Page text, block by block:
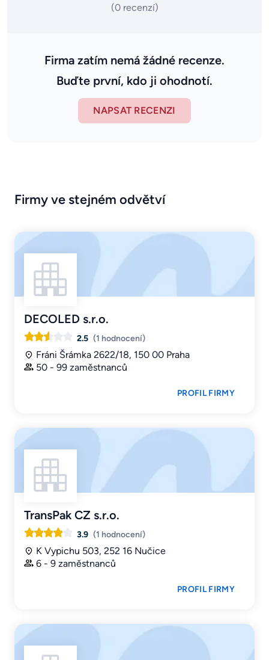
(0 recenzí)
Firma zatím nemá žádné recenze.
Buďte první, kdo ji ohodnotí.
NAPSAT RECENZI
Firmy ve stejném odvětví
DECOLED s.r.o.
2.5 (1 hodnocení)
Fráni Šrámka 2622/18, 150 00 Praha
50 - 99 zaměstnanců
PROFIL FIRMY
TransPak CZ s.r.o.
3.9 (1 hodnocení)
K Vypichu 503, 252 16 Nučice
6 - 9 zaměstnanců
PROFIL FIRMY